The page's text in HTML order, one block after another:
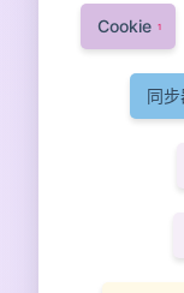
Cookie 1
同步